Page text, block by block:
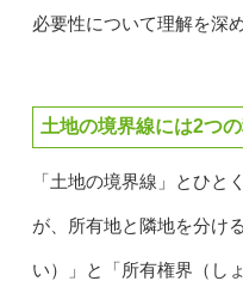
必要性について理解を深
土地の境界線には2つ
「土地の境界線」とひと
が、所有地と隣地を分け
い）」と「所有権界（し